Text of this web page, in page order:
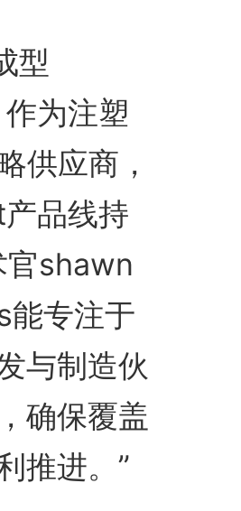
型
为注塑
供应商，
品线持
官shawn
能专注于
与制造伙
确保覆盖
推进。”